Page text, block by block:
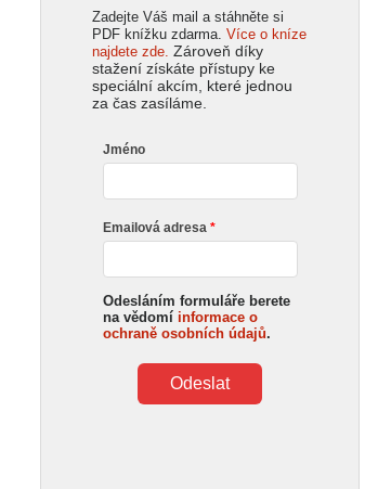
Zadejte Váš mail a stáhněte si
PDF knížku zdarma. Více o kníze
najdete zde. Zároveň díky
stažení získáte přístupy ke
speciální akcím, které jednou
za čas zasíláme.
Jméno
Emailová adresa
Odesláním formuláře berete
na vědomí informace o
ochraně osobních údajů.
Odeslat